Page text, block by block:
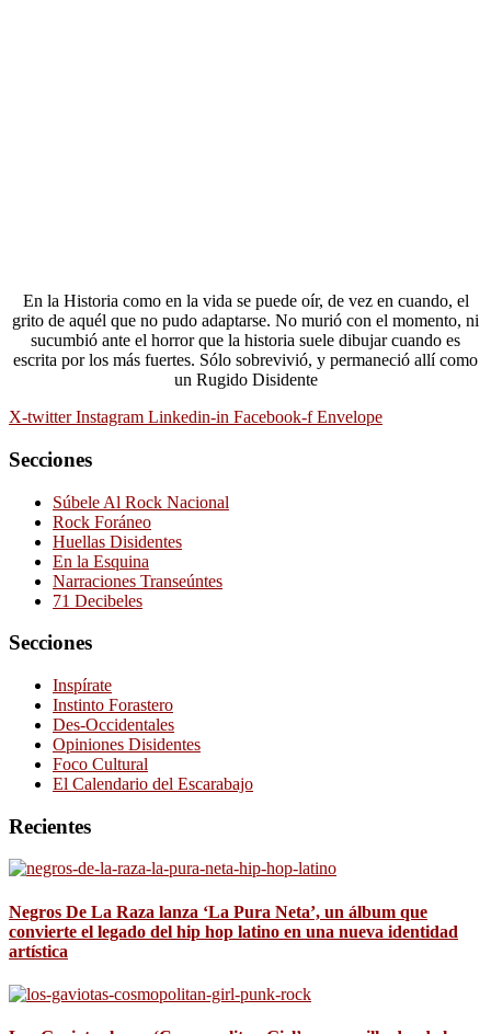
En la Historia como en la vida se puede oír, de vez en cuando, el
grito de aquél que no pudo adaptarse. No murió con el momento, ni
sucumbió ante el horror que la historia suele dibujar cuando es
escrita por los más fuertes. Sólo sobrevivió, y permaneció allí como
un Rugido Disidente
X-twitter Instagram Linkedin-in Facebook-f Envelope
Secciones
Súbele Al Rock Nacional
Rock Foráneo
Huellas Disidentes
En la Esquina
Narraciones Transeúntes
71 Decibeles
Secciones
Inspírate
Instinto Forastero
Des-Occidentales
Opiniones Disidentes
Foco Cultural
El Calendario del Escarabajo
Recientes
Negros De La Raza lanza ‘La Pura Neta’, un álbum que
convierte el legado del hip hop latino en una nueva identidad
artística